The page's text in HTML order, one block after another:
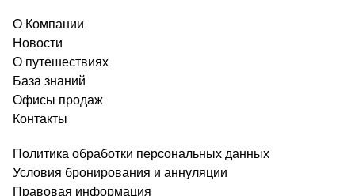
О Компании
Новости
О путешествиях
База знаний
Офисы продаж
Контакты
Политика обработки персональных данных
Условия бронирования и аннуляции
Правовая информация